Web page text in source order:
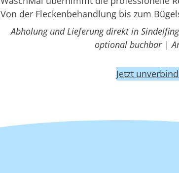
Von der Fleckenbehandlung bis zum
Abholung und Lieferung direkt in
optional buchbar |
Jetzt